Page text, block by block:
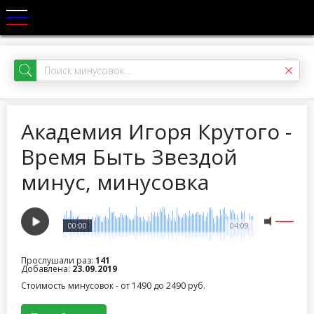
Академия Игоря Крутого -
Время Быть Звездой
минус, минусовка
04:09
00:00
Прослушали раз: 141
Добавлена: 23.09.2019
Стоимость минусовок - от 1490 до 2490 руб.